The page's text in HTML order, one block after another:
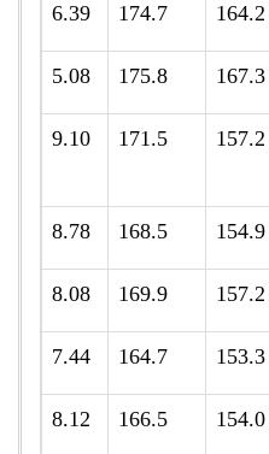
164.2
174.7
6.39
167.3
175.8
5.08
157.2
171.5
9.10
154.9
168.5
8.78
157.2
169.9
8.08
153.3
164.7
7.44
154.0
166.5
8.12